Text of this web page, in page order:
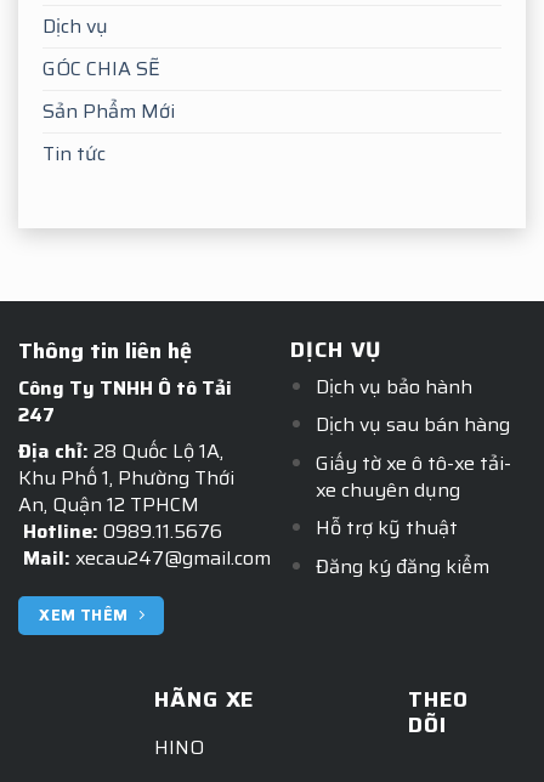
Dịch vụ
GÓC CHIA SẼ
Sản Phẩm Mới
Tin tức
Thông tin liên hệ
Công Ty TNHH Ô tô Tải
247
Địa chỉ: 28 Quốc Lộ 1A,
Khu Phố 1, Phường Thới
An, Quận 12 TPHCM
Hotline: 0989.11.5676
Mail: xecau247@gmail.com
XEM THÊM
DỊCH VỤ
Dịch vụ bảo hành
Dịch vụ sau bán hàng
Giấy tờ xe ô tô-xe tải-
xe chuyên dụng
Hỗ trợ kỹ thuật
Đăng ký đăng kiểm
HÃNG XE
HINO
THEO
DÕI